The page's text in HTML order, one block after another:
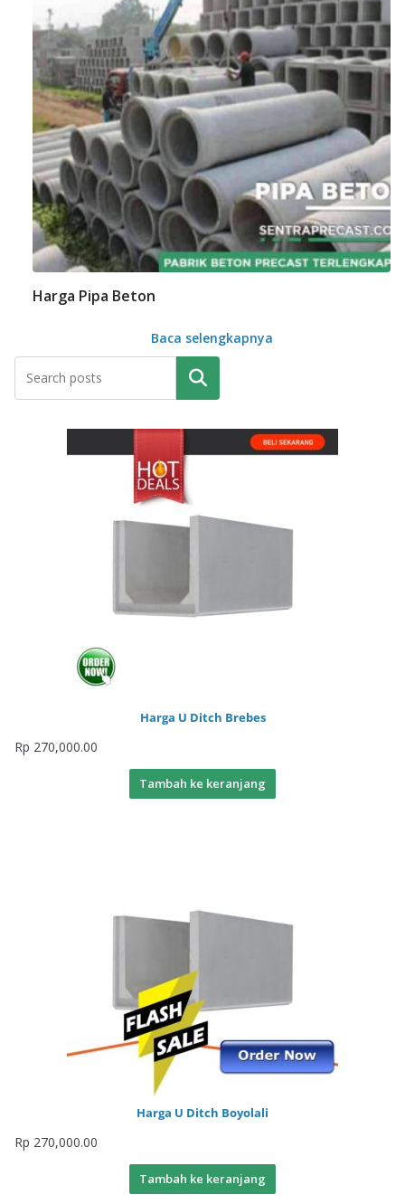
Harga Pipa Beton
Baca selengkapnya
Pencarian
Harga U Ditch Brebes
Rp 270,000.00
Tambah ke keranjang
Harga U Ditch Boyolali
Rp 270,000.00
Tambah ke keranjang